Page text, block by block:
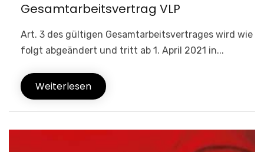
Gesamtarbeitsvertrag VLP
Art. 3 des gültigen Gesamtarbeitsvertrages wird wie
folgt abgeändert und tritt ab 1. April 2021 in...
Weiterlesen